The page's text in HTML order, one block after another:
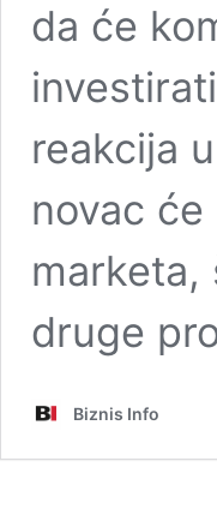
da će
reakcija
novac
marketa,
druge
Biznis Info